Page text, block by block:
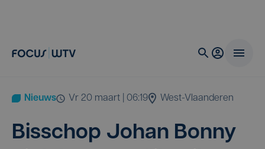
Nieuws vr 20 maart | 06:19 West-Vlaanderen
Bis­schop Johan Bon­ny